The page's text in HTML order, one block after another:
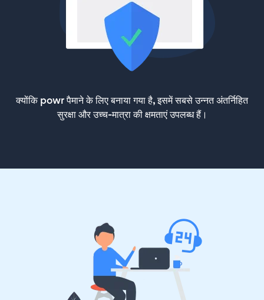
क्योंकि powr पैमाने के लिए बनाया गया है, इसमें सबसे उन्नत अंतर्निहित
सुरक्षा और उच्च-मात्रा की क्षमताएं उपलब्ध हैं।